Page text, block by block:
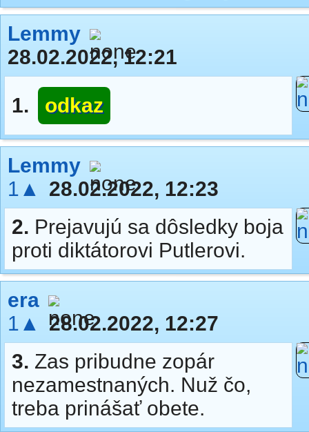
Lemmy
28.02.2022, 12:21
1. odkaz
Lemmy
1▲
28.02.2022, 12:23
2. Prejavujú sa dôsledky boja
proti diktátorovi Putlerovi.
era
1▲
28.02.2022, 12:27
3. Zas pribudne zopár
nezamestnaných. Nuž čo,
treba prinášať obete.